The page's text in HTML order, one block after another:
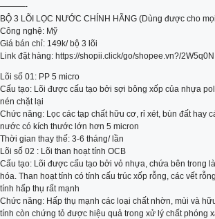
———-
BỘ 3 LÕI LỌC NƯỚC CHÍNH HÃNG (Dùng được cho
Công nghệ: Mỹ
Giá bán chỉ: 149k/ bộ 3 lõi
Link đặt hàng: https://shopii.click/go/shopee.vn?/2W5q0NI
Lõi số 01: PP 5 micro
Cấu tạo: Lõi được cấu tạo bởi sợi bông xốp của nhựa
nén chặt lại
Chức năng: Lọc các tạp chất hữu cơ, rỉ xét, bùn đất hay
nước có kích thước lớn hơn 5 micron
Thời gian thay thế: 3-6 tháng/ lần
Lõi số 02 : Lõi than hoạt tính OCB
Cấu tạo: Lõi được cấu tạo bởi vỏ nhựa, chứa bên trong
hóa. Than hoạt tính có tính cấu trúc xốp rỗng, các vết
tính hấp thụ rất mạnh
Chức năng: Hấp thụ mạnh các loại chất nhờn, mùi và
tính còn chứng tỏ được hiệu quả trong xử lý chất phóng